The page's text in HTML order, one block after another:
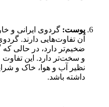
پوست: گردوی ایرانی و
آن تفاوت‌هایی دارند.
ضخیم‌تر دارد، در حالی که
و سخت‌تر دارد. این
نظیر آب و هوا، خاک و
داشته باشد.